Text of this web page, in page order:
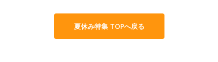
夏休み特集 TOPへ戻る